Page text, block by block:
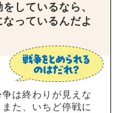
しているなら、
っているんだよ
は終わりが見えな
た、いちど停戦に